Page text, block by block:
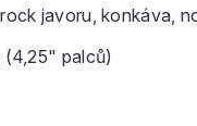
javoru, konkáva,
(4,25" palců)